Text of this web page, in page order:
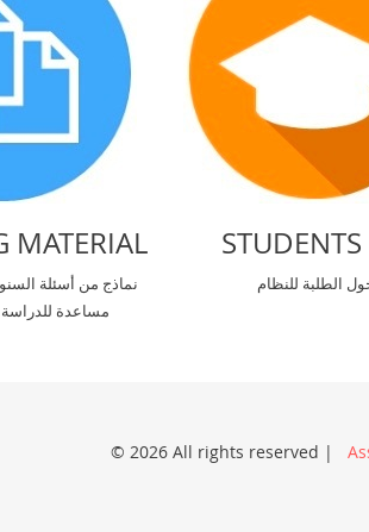
MATERIAL
نماذج من أسئلة
مساعدة للدراسة
الطلبة للنظام
© 2026 All rights reserved |